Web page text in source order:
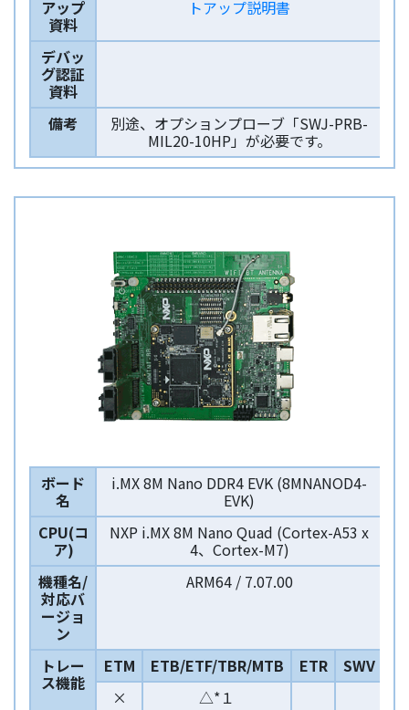
アップ
資料
トアップ説明書
デバッ
グ認証
資料
備考
別途、オプションプローブ「SWJ-PRB-
MIL20-10HP」が必要です。
ボード
名
i.MX 8M Nano DDR4 EVK (8MNANOD4-
EVK)
CPU(コ
ア)
NXP i.MX 8M Nano Quad (Cortex-A53 x
4、Cortex-M7)
機種名/
対応バ
ージョ
ン
ARM64 / 7.07.00
トレー
ス機能
ETM ETB/ETF/TBR/MTB ETR
SWV
×
△*１